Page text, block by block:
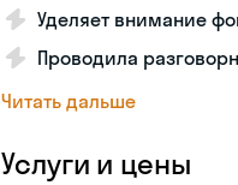
Уделяет внимание
Проводила
Читать дальше
Услуги и цены